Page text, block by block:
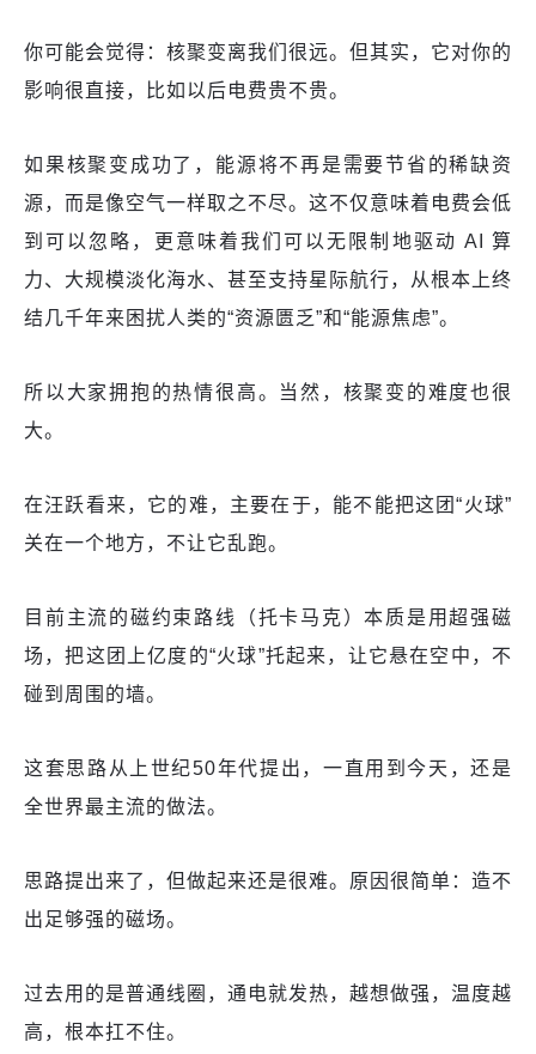
你可能会觉得：核聚变离我们很远。但其实，它对你的
影响很直接，比如以后电费贵不贵。
如果核聚变成功了，能源将不再是需要节省的稀缺资
源，而是像空气一样取之不尽。这不仅意味着电费会低
到可以忽略，更意味着我们可以无限制地驱动 AI 算
力、大规模淡化海水、甚至支持星际航行，从根本上终
结几千年来困扰人类的“资源匮乏”和“能源焦虑”。
所以大家拥抱的热情很高。当然，核聚变的难度也很
大。
在汪跃看来，它的难，主要在于，能不能把这团“火球”
关在一个地方，不让它乱跑。
目前主流的磁约束路线（托卡马克）本质是用超强磁
场，把这团上亿度的“火球”托起来，让它悬在空中，不
碰到周围的墙。
这套思路从上世纪50年代提出，一直用到今天，还是
全世界最主流的做法。
思路提出来了，但做起来还是很难。原因很简单：造不
出足够强的磁场。
过去用的是普通线圈，通电就发热，越想做强，温度越
高，根本扛不住。